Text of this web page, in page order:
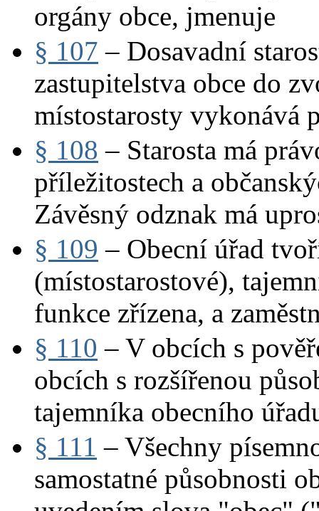
orgány obce, jmenuje
§ 107 – Dosavadní
zastupitelstva obce do
místostarosty vykonává
§ 108 – Starosta má
příležitostech a
Závěsný odznak má
§ 109 – Obecní úřad
(místostarostové),
funkce zřízena, a
§ 110 – V obcích s
obcích s rozšířenou
tajemníka obecního
§ 111 – Všechny
samostatné působnosti